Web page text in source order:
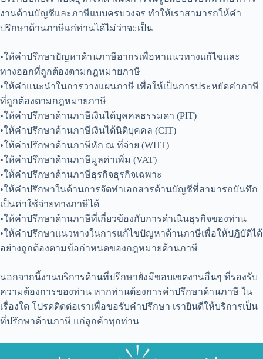
งานด้านบัญชีและภาษีแบบครบวงจร ทำให้เราสามารถให้คำ
ปรึกษาด้านภาษีแก่ท่านได้ไม่ว่าจะเป็น
•ให้คำปรึกษาปัญหาด้านภาษีอากรเพื่อหาแนวทางแก้ไขและ
ทางออกที่ถูกต้องตามกฎหมายภาษี
•ให้คำแนะนำในการวางแผนภาษี เพื่อให้เป็นการประหยัดค่าภาษี
ที่ถูกต้องตามกฎหมายภาษี
•ให้คำปรึกษาด้านภาษีเงินได้บุคคลธรรมดา (PIT)
•ให้คำปรึกษาด้านภาษีเงินได้นิติบุคคล (CIT)
•ให้คำปรึกษาด้านภาษีหัก ณ ที่จ่าย (WHT)
•ให้คำปรึกษาด้านภาษีมูลค่าเพิ่ม (VAT)
•ให้คำปรึกษาด้านภาษีธุรกิจธุรกิจเฉพาะ
•ให้คำปรึกษาในด้านการจัดทำเอกสารด้านบัญชีที่สามารถบันทึก
เป็นค่าใช้จ่ายทางภาษีได้
•ให้คำปรึกษาด้านภาษีที่เกี่ยวข้องกับการดำเนินธุรกิจของท่าน
•ให้คำปรึกษาแนวทางในการแก้ไขปัญหาด้านภาษีเพื่อให้ปฏิบัติได้
อย่างถูกต้องตามข้อกำหนดของกฎหมายด้านภาษี
นอกจากนี้งานบริการด้านที่ปรึกษายังมีขอบเขตงานอื่นๆ ที่รองรับ
ความต้องการของท่าน หากท่านต้องการคำปรึกษาด้านภาษี ใน
เรื่องใด โปรดติดต่อเราเพื่อขอรับคำปรึกษา เรายินดีให้บริการเป็น
ที่ปรึกษาด้านภาษี แก่ลูกค้าทุกท่าน